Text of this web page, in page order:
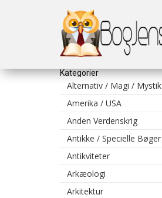
Kategorier
Alternativ / Magi / Mystik
Amerika / USA
Anden Verdenskrig
Antikke / Specielle Bøger
Antikviteter
Arkæologi
Arkitektur